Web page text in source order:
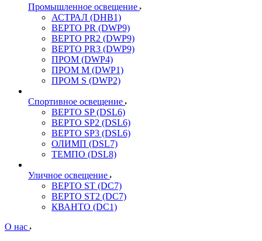
Промышленное освещение
АСТРАЛ (DHB1)
ВЕРТО PR (DWP9)
ВЕРТО PR2 (DWP9)
ВЕРТО PR3 (DWP9)
ПРОМ (DWP4)
ПРОМ M (DWP1)
ПРОМ S (DWP2)
Спортивное освещение
ВЕРТО SP (DSL6)
ВЕРТО SP2 (DSL6)
ВЕРТО SP3 (DSL6)
ОЛИМП (DSL7)
ТЕМПО (DSL8)
Уличное освещение
ВЕРТО ST (DC7)
ВЕРТО ST2 (DC7)
КВАНТО (DC1)
О нас